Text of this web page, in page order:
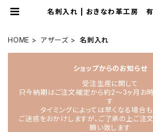
名刺入れ | おきなわ革工房 有
HOME アザーズ 名刺入れ
ショップからのお知らせ
受注生産に関して
只今納期はご注文確定から約2〜3ヶ月お
す
タイミングによっては早くなる場合
ご迷惑をおかけしますが、ご了承の上ご注
願い致します